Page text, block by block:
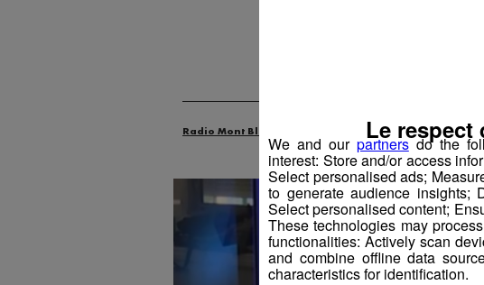
Radio Mont Blanc La Matinale des
We and our partnersdo the
interest: Store and/or access
Select personalised ads;
to generate audience insights;
Select personalised content;
These technologies may
functionalities: Actively scan
and combine offline data
characteristics for identification.
Le